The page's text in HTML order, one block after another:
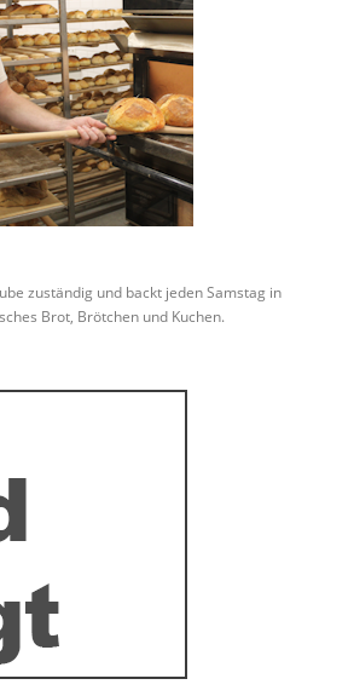
zuständig und backt jeden Samstag in
Brot, Brötchen und Kuchen.